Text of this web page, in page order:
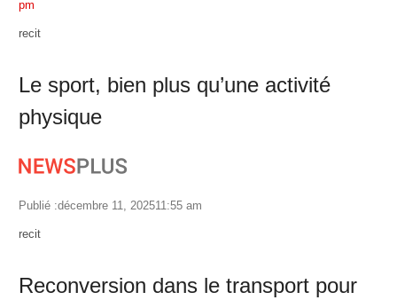
pm
Author
recit
Le sport, bien plus qu’une activité
physique
Publié :décembre 11, 202511:55 am
Author
recit
Reconversion dans le transport pour